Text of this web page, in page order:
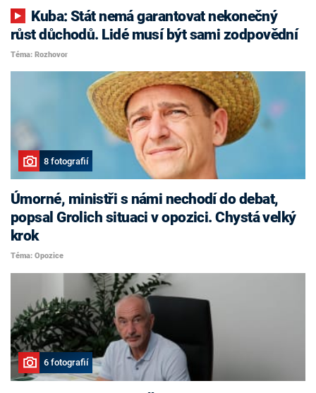
růst důchodů. Lidé musí být sami zodpovědní
Téma: Rozhovor
8 fotografií
Úmorné, ministři s námi nechodí do debat,
popsal Grolich situaci v opozici. Chystá velký
krok
Téma: Opozice
6 fotografií